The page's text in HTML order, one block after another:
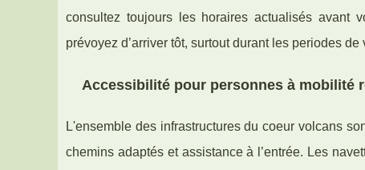
consultez toujours les horaires actualisés avant
prévoyez d’arriver tôt, surtout durant les periodes
Accessibilité pour personnes à mobilité
L'ensemble des infrastructures du coeur volcans
chemins adaptés et assistance à l’entrée. Les